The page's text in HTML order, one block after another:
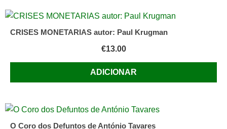
CRISES MONETARIAS autor: Paul Krugman
€13.00
ADICIONAR
O Coro dos Defuntos de António Tavares